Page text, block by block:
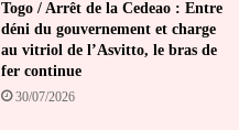
Togo / Arrêt de la Cedeao : Entre
déni du gouvernement et charge
au vitriol de l’Asvitto, le bras de
fer continue
30/07/2026